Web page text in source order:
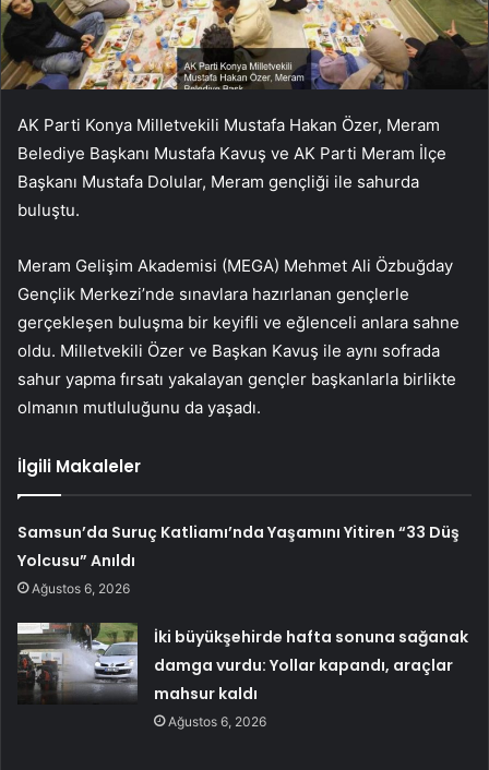
AK Parti Konya Milletvekili Mustafa Hakan Özer, Meram
Belediye Başkanı Mustafa Kavuş ve AK Parti Meram İlçe
Başkanı Mustafa Dolular, Meram gençliği ile sahurda
buluştu.
Meram Gelişim Akademisi (MEGA) Mehmet Ali Özbuğday
Gençlik Merkezi’nde sınavlara hazırlanan gençlerle
gerçekleşen buluşma bir keyifli ve eğlenceli anlara sahne
oldu. Milletvekili Özer ve Başkan Kavuş ile aynı sofrada
sahur yapma fırsatı yakalayan gençler başkanlarla birlikte
olmanın mutluluğunu da yaşadı.
İlgili Makaleler
Samsun’da Suruç Katliamı’nda Yaşamını Yitiren “33 Düş
Yolcusu” Anıldı
Ağustos 6, 2026
İki büyükşehirde hafta sonuna sağanak
damga vurdu: Yollar kapandı, araçlar
mahsur kaldı
Ağustos 6, 2026